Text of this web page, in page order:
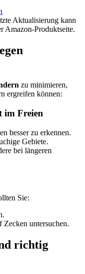
Aktualisierung kann
Amazon-Produktseite.
zu minimieren,
ergreifen können:
im Freien
besser zu erkennen.
Gebiete.
bei längeren
Sie:
untersuchen.
richtig